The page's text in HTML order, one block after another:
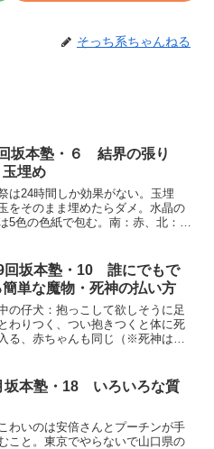
そっち系ちゃんねる
坂本塾・６ 結界の張り
埋め
は24時間しか効果がない。玉埋
をそのまま埋めたらダメ。水晶の
5色の色紙で包む。南：赤、北：金
解と思われます。 30センチほ
炭を入れて、色紙...
回坂本塾・10 誰にでもで
簡単な魔物・死神の払い方
の仔犬：抱っこして欲しそうに足
わりつく、つい抱きつくと体に死
る、赤ちゃんも同じ（※死神はか
化ける、キスすると一巻の終わ
を取られる、悪魔のキ...
坂本塾・18 いろいろな質
わいのは安倍さんとプーチンが手
こと。東京でやらないで山口県の